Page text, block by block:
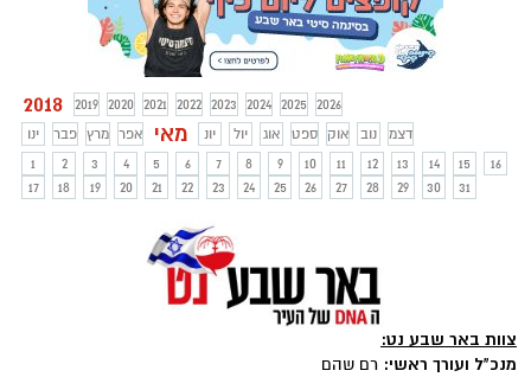
אדם בוחר לעצמו את הנופש המועדף ויש את
מי שמשכילים לשלב בין האופציות המגוונות
אותן מציעה יוון לתייר בין אם באמצעות טיול
ג'יפים ביוון ובין אם באמצעות שייט בין חופי
יוון.
2018 2019 2020 2021 2022 2023 2024 2025
2026
ינו
פבר מרץ אפר מאי יונ יול אוג ספט אוק נוב
דצמ
1
2 3 4 5 6 7 8 9 10 11 12 13 14 15
16
17
18 19 20 21 22 23 24 25 26 27 28 29 30 31
צוות באר שבע נט:
מנכ"ל ועורך ראשי: רם שהם